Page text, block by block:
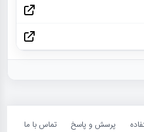
پرسش و پاسخ تماس با ما